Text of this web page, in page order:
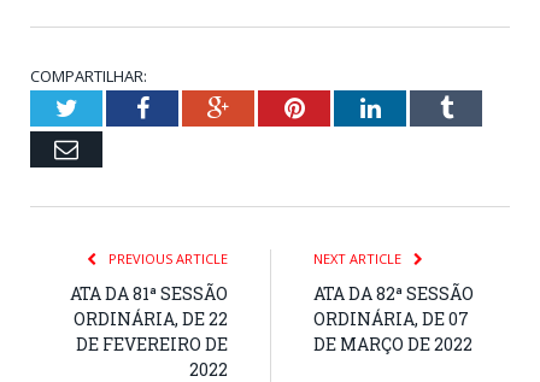
COMPARTILHAR:
TwitterFacebookGoogle+PinterestLinkedInTumblr
Email
PREVIOUS ARTICLE
ATA DA 81ª SESSÃO
ORDINÁRIA, DE 22
DE FEVEREIRO DE
2022
NEXT ARTICLE
ATA DA 82ª SESSÃO
ORDINÁRIA, DE 07
DE MARÇO DE 2022